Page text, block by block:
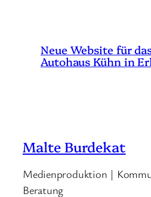
Neue Website für
Autohaus Kühn in
Malte Burdekat
Medienproduktion |
Beratung